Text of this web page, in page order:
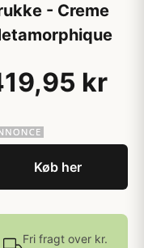
- Creme
kr
Køb her
Fri fragt over kr.